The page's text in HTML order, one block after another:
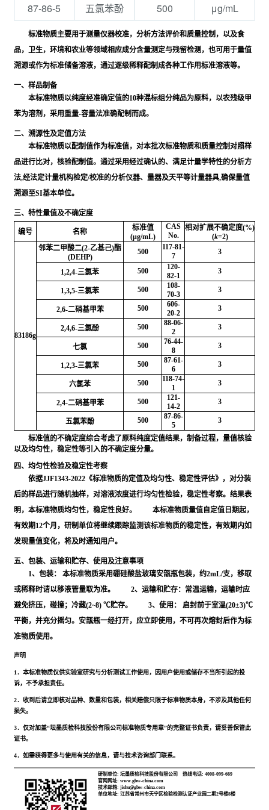
87-86-5 五氯苯酚 500 μg/mL
标准物质主要用于测量仪器校准，分析方法评价和质量控制，以及食
品，卫生，环境和农业等领域相应成分含量测定与残留检测，也可用于量值
溯源或作为标准储备溶液，通过逐级稀释配制成各种工作用标准溶液等。
一、样品制备
本标准物质以纯度经准确定值的10种混标组分纯品为原料，以农残级甲
苯为溶剂，采用重量-容量法准确配制而成。
二、溯源性及定值方法
本标准物质以配制值作为标准值，对本批次标准物质和质量控制对照样
品进行比对，核验配制值。通过采用经过确认的、满足计量学特性的分析方
法,经法定计量机构检定/校准的分析仪器、量器及天平等计量器具,确保量值
溯源至SI基本单位。
三、特性量值及不确定度
编号 名称
标准值
(μg/mL)
CAS
No.
相对扩展不确定度(%)
(k=2)
83186g
邻苯二甲酸二(2-乙基己)酯
(DEHP)
500
117-81-
7
3
1,2,4-三氯苯 500
120-
82-1
3
1,3,5-三氯苯 500
108-
70-3
3
2,6-二硝基甲苯 500
606-
20-2
3
2,4,6-三氯酚 500
88-06-
2
3
七氯 500
76-44-
8
3
1,2,3-三氯苯 500
87-61-
6
3
六氯苯 500
118-74-
1
3
2,4-二硝基甲苯 500
121-
14-2
3
五氯苯酚 500
87-86-
5
3
标准值的不确定度综合考虑了原料纯度定值结果，制备过程，量值核验
以及均匀性，稳定性等引入的不确定度分量。
四、均匀性检验及稳定性考察
依据JJF1343-2022《标准物质的定值及均匀性、稳定性评估》，对分装
后的样品进行随机抽样，对溶液浓度进行均匀性检验，稳定性考察。结果表
明，本标准物质均匀性，稳定性良好。 本标准物质量值自定值日期起，
有效期12个月，研制单位将继续跟踪监测该标准物质的稳定性，有效期内如
发现量值变化，将及时通知用户。
五、包装、运输和贮存、使用及注意事项
1、包装： 本标准物质采用硼硅酸盐玻璃安瓿瓶包装，约2mL/支，移取
或稀释时请以移液管量取为准。 2、运输和贮存：常温运输，运输时应
避免挤压，碰撞；冷藏(2~8) ℃贮存。 3、使用： 启封前于室温(20±3)℃
平衡，并充分摇匀。安瓿瓶一经打开，应立即使用，不可再次熔封后作为标
准物质使用。
声明
1．本标准物质仅供实验室研究与分析测试工作使用，因用户使用或储存不当所引起的投
诉，不予承担责任。
2．收到后请立即核对品种、数量和包装，相关赔偿只限于标准物质本身，不涉及其他任何
损失。
3．仅对加盖“坛墨质检科技股份有限公司标准物质专用章”的完整证书负责，请妥善保管此
证书。
4．如需获得更多与使用有关的信息，请与技术咨询部门联系。
研制单位: 坛墨质检科技股份有限公司
热线电话: 4008-099-669
官网网址: www.gbw-china.com
技术邮箱: jishu@gbw-china.com
单位地址: 江苏省常州市天宁区检验检测认证产业园二期2号楼8楼